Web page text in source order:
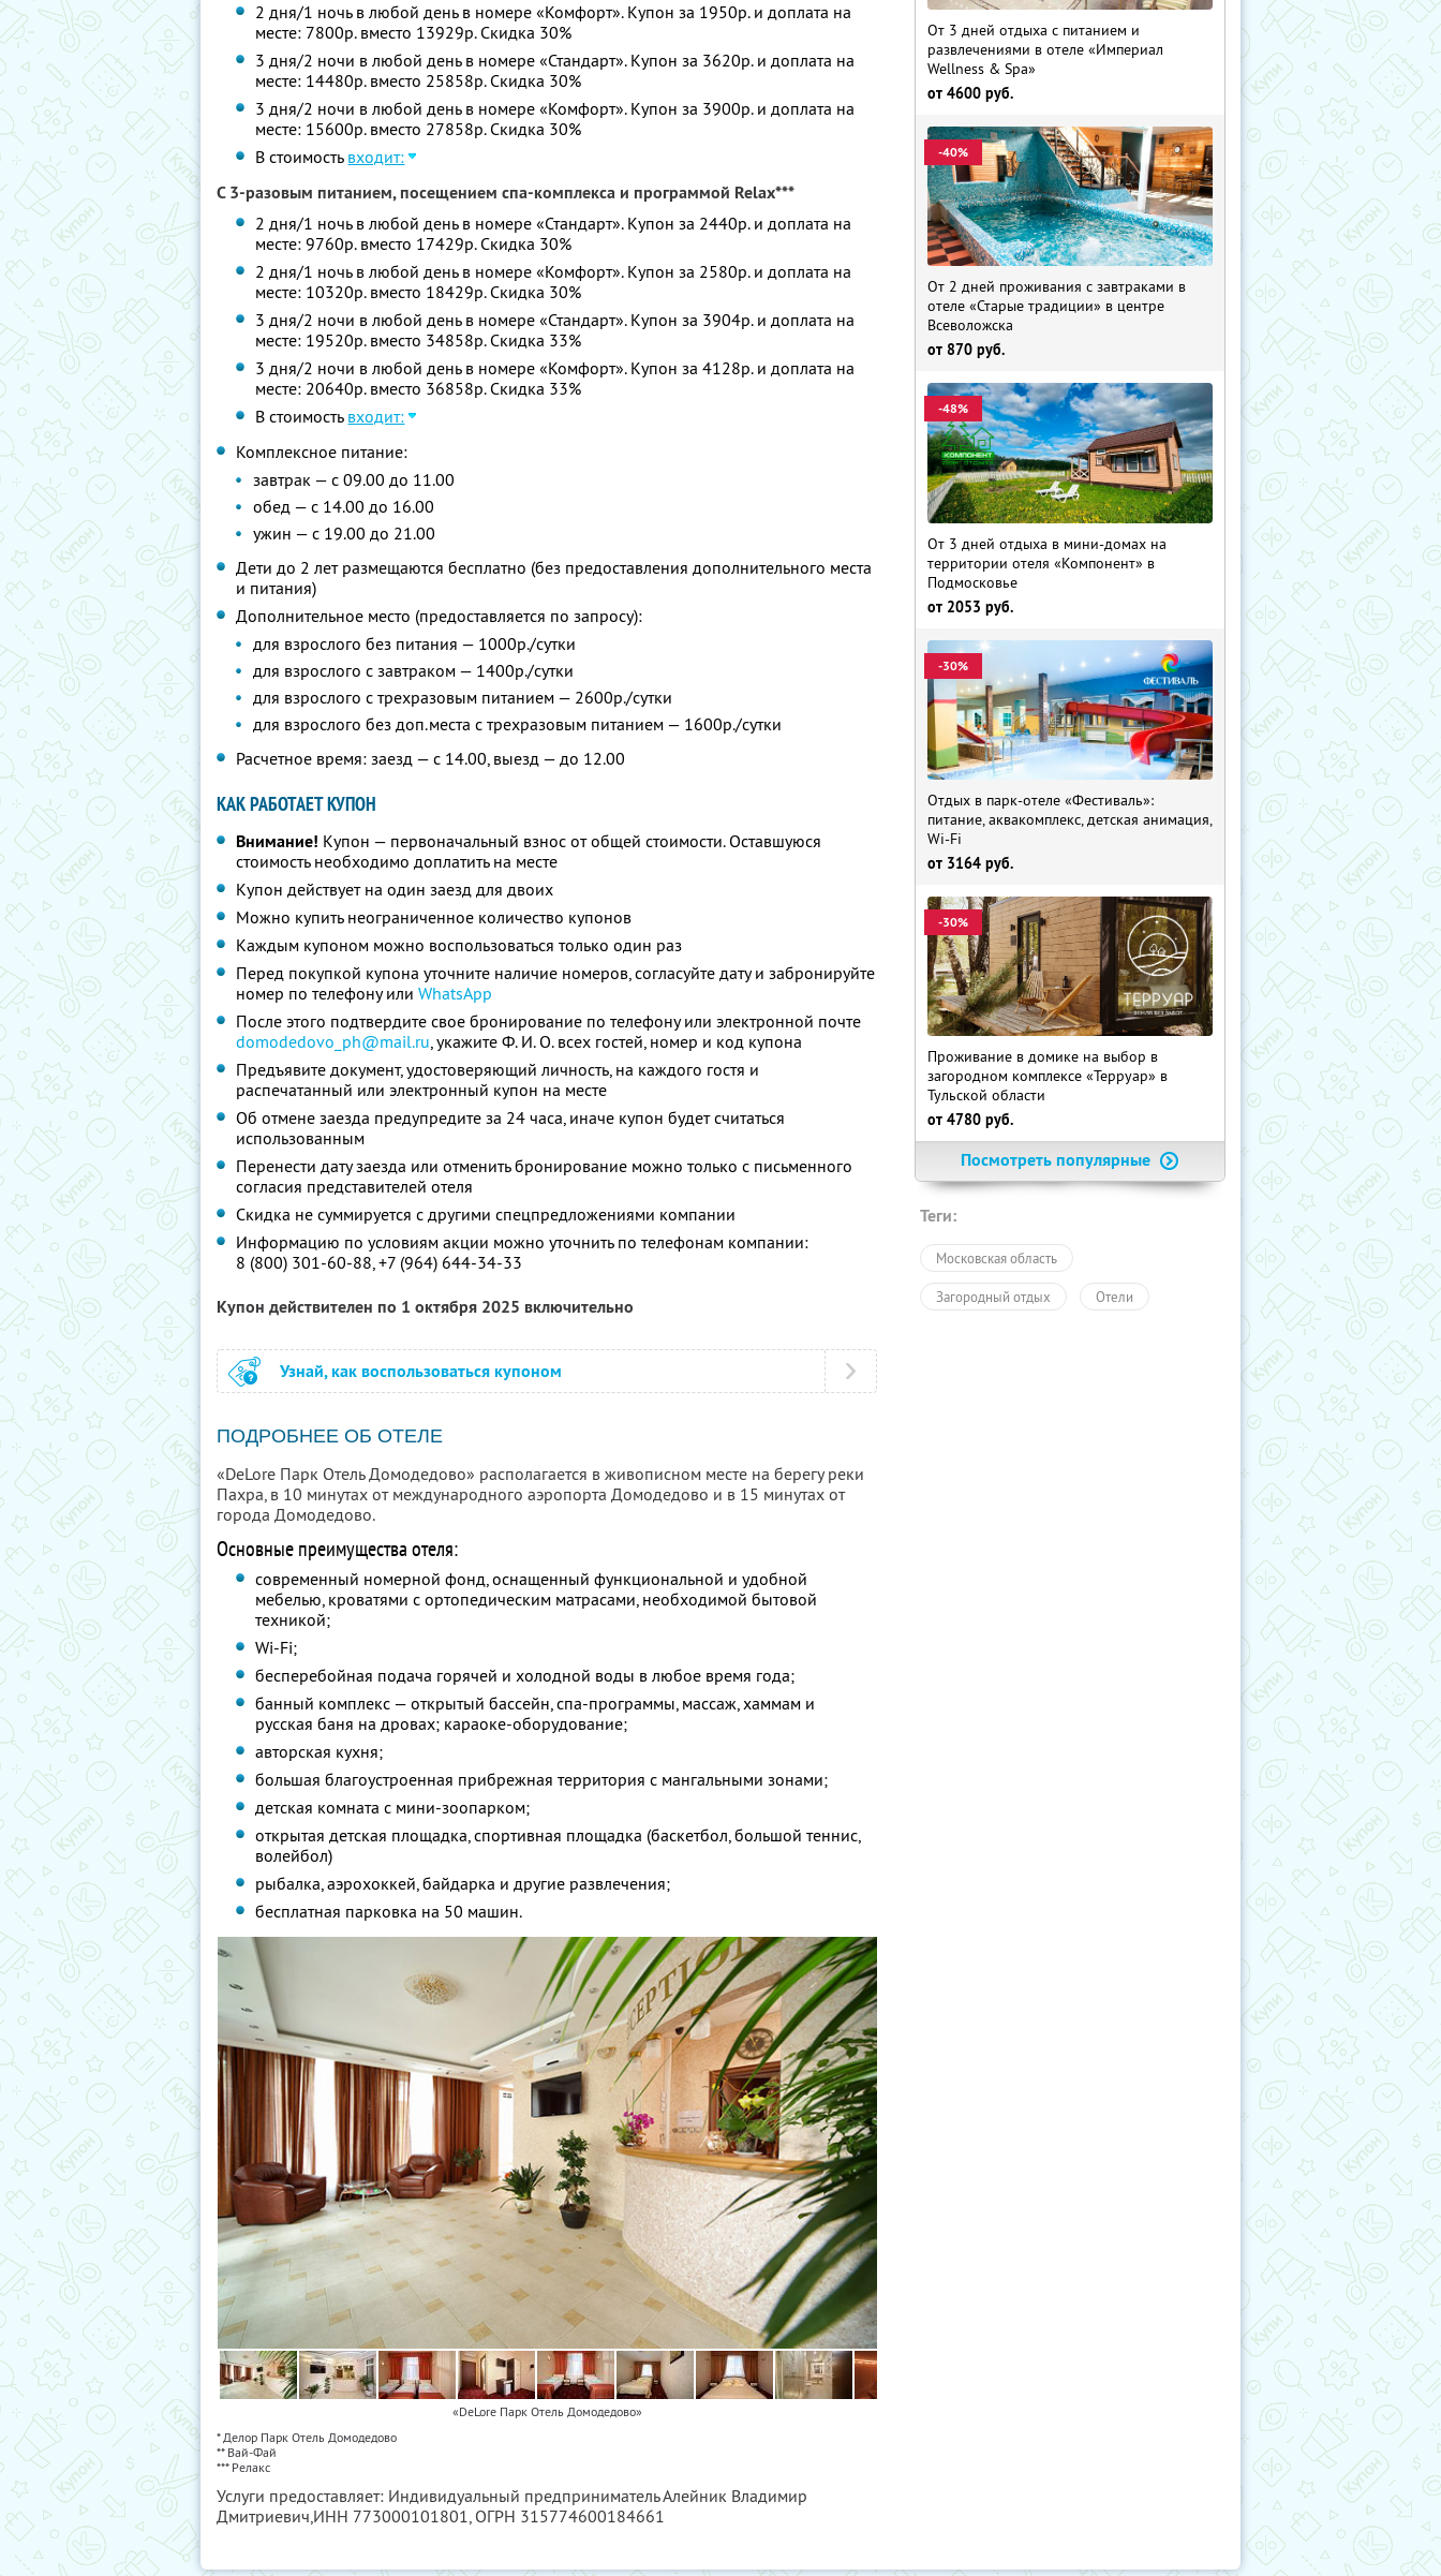
2 дня/1 ночь в любой день в номере «Комфорт». Купон за 1950р. и доплата на
месте: 7800р. вместо 13929р. Скидка 30%
3 дня/2 ночи в любой день в номере «Стандарт». Купон за 3620р. и доплата на
месте: 14480р. вместо 25858р. Скидка 30%
3 дня/2 ночи в любой день в номере «Комфорт». Купон за 3900р. и доплата на
месте: 15600р. вместо 27858р. Скидка 30%
В стоимость входит:
С 3-разовым питанием, посещением спа-комплекса и программой Relax***
2 дня/1 ночь в любой день в номере «Стандарт». Купон за 2440р. и доплата на
месте: 9760р. вместо 17429р. Скидка 30%
2 дня/1 ночь в любой день в номере «Комфорт». Купон за 2580р. и доплата на
месте: 10320р. вместо 18429р. Скидка 30%
3 дня/2 ночи в любой день в номере «Стандарт». Купон за 3904р. и доплата на
месте: 19520р. вместо 34858р. Скидка 33%
3 дня/2 ночи в любой день в номере «Комфорт». Купон за 4128р. и доплата на
месте: 20640р. вместо 36858р. Скидка 33%
В стоимость входит:
Комплексное питание:
завтрак — с 09.00 до 11.00
обед — с 14.00 до 16.00
ужин — с 19.00 до 21.00
Дети до 2 лет размещаются бесплатно (без предоставления дополнительного места
и питания)
Дополнительное место (предоставляется по запросу):
для взрослого без питания — 1000р./сутки
для взрослого с завтраком — 1400р./сутки
для взрослого с трехразовым питанием — 2600р./сутки
для взрослого без доп.места с трехразовым питанием — 1600р./сутки
Расчетное время: заезд — с 14.00, выезд — до 12.00
КАК РАБОТАЕТ КУПОН
Внимание! Купон — первоначальный взнос от общей стоимости. Оставшуюся
стоимость необходимо доплатить на месте
Купон действует на один заезд для двоих
Можно купить неограниченное количество купонов
Каждым купоном можно воспользоваться только один раз
Перед покупкой купона уточните наличие номеров, согласуйте дату и забронируйте
номер по телефону или WhatsApp
После этого подтвердите свое бронирование по телефону или электронной почте
domodedovo_ph@mail.ru,укажите Ф. И. О.всех гостей, номер и код купона
Предъявите документ, удостоверяющий личность, на каждого гостя и
распечатанный или электронный купон на месте
Об отмене заезда предупредите за 24 часа, иначе купон будет считаться
использованным
Перенести дату заезда или отменить бронирование можно только с письменного
согласия представителей отеля
Скидка не суммируется с другими спецпредложениями компании
Информацию по условиям акции можно уточнить по телефонам компании:
8 (800) 301-60-88, +7 (964) 644-34-33
Купон действителен по 1 октября 2025 включительно
Узнай, как воспользоваться купоном
ПОДРОБНЕЕ ОБ ОТЕЛЕ
«DeLore Парк Отель Домодедово» располагается в живописном месте на берегу реки
Пахра, в 10 минутах от международного аэропорта Домодедово и в 15 минутах от
города Домодедово.
Основные преимущества отеля:
современный номерной фонд, оснащенный функциональной и удобной
мебелью, кроватями с ортопедическим матрасами, необходимой бытовой
техникой;
Wi-Fi;
бесперебойная подача горячей и холодной воды в любое время года;
банный комплекс — открытый бассейн, спа-программы, массаж, хаммам и
русская баня на дровах; караоке-оборудование;
авторская кухня;
большая благоустроенная прибрежная территория с мангальными зонами;
детская комната с мини-зоопарком;
открытая детская площадка, спортивная площадка (баскетбол, большой теннис,
волейбол)
рыбалка, аэрохоккей, байдарка и другие развлечения;
бесплатная парковка на 50 машин.
«DeLore Парк Отель Домодедово»
* Делор Парк Отель Домодедово
** Вай-Фай
*** Релакс
Услуги предоставляет: Индивидуальный предприниматель Алейник Владимир
Дмитриевич,ИНН 773000101801, ОГРН 315774600184661
От 3 дней отдыха с питанием и
развлечениями в отеле «Империал
Wellness & Spa»
от 4600 руб.
-40%
От 2 дней проживания с завтраками в
отеле «Старые традиции» в центре
Всеволожска
от 870 руб.
-48%
От 3 дней отдыха в мини-домах на
территории отеля «Компонент» в
Подмосковье
от 2053 руб.
-30%
Отдых в парк-отеле «Фестиваль»:
питание, аквакомплекс, детская анимация,
Wi-Fi
от 3164 руб.
-30%
Проживание в домике на выбор в
загородном комплексе «Терруар» в
Тульской области
от 4780 руб.
Посмотреть популярные
Теги:
Московская область
Загородный отдых Отели